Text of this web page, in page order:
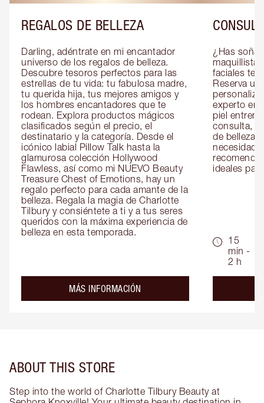
REGALOS DE BELLEZA
Darling, adéntrate en mi encantador
universo de los regalos de belleza.
Descubre tesoros perfectos para las
estrellas de tu vida: tu fabulosa madre,
tu querida hija, tus mejores amigos y
los hombres encantadores que te
rodean. Explora productos mágicos
clasificados según el precio, el
destinatario y la categoría. Desde el
icónico labial Pillow Talk hasta la
glamurosa colección Hollywood
Flawless, así como mi NUEVO Beauty
Treasure Chest of Emotions, hay un
regalo perfecto para cada amante de la
belleza. Regala la magia de Charlotte
Tilbury y consiéntete a ti y a tus seres
queridos con la máxima experiencia de
belleza en esta temporada.
MÁS INFORMACIÓN
¿Has
maquillista
faciales te
Reserva
experto en
piel
consulta,
de belleza
ideales
15
min -
2 h
ABOUT THIS STORE
Step into the world of Charlotte Tilbury Beauty at